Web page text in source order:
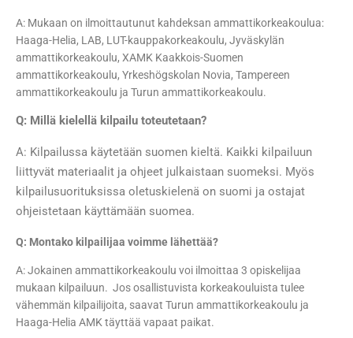
A: Mukaan on ilmoittautunut kahdeksan ammattikorkeakoulua:
Haaga-Helia, LAB, LUT-kauppakorkeakoulu, Jyväskylän
ammattikorkeakoulu, XAMK Kaakkois-Suomen
ammattikorkeakoulu, Yrkeshögskolan Novia, Tampereen
ammattikorkeakoulu ja Turun ammattikorkeakoulu.
Q: Millä kielellä kilpailu toteutetaan?
A: Kilpailussa käytetään suomen kieltä. Kaikki kilpailuun
liittyvät materiaalit ja ohjeet julkaistaan suomeksi. Myös
kilpailusuorituksissa oletuskielenä on suomi ja ostajat
ohjeistetaan käyttämään suomea.
Q: Montako kilpailijaa voimme lähettää?
A: Jokainen ammattikorkeakoulu voi ilmoittaa 3 opiskelijaa
mukaan kilpailuun. Jos osallistuvista korkeakouluista tulee
vähemmän kilpailijoita, saavat Turun ammattikorkeakoulu ja
Haaga-Helia AMK täyttää vapaat paikat.